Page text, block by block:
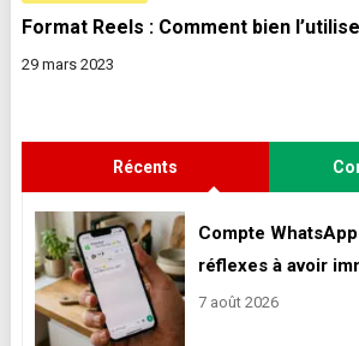
Format Reels : Comment bien
29 mars 2023
Récents
Compte
réflexes à avoir
7 août 2026